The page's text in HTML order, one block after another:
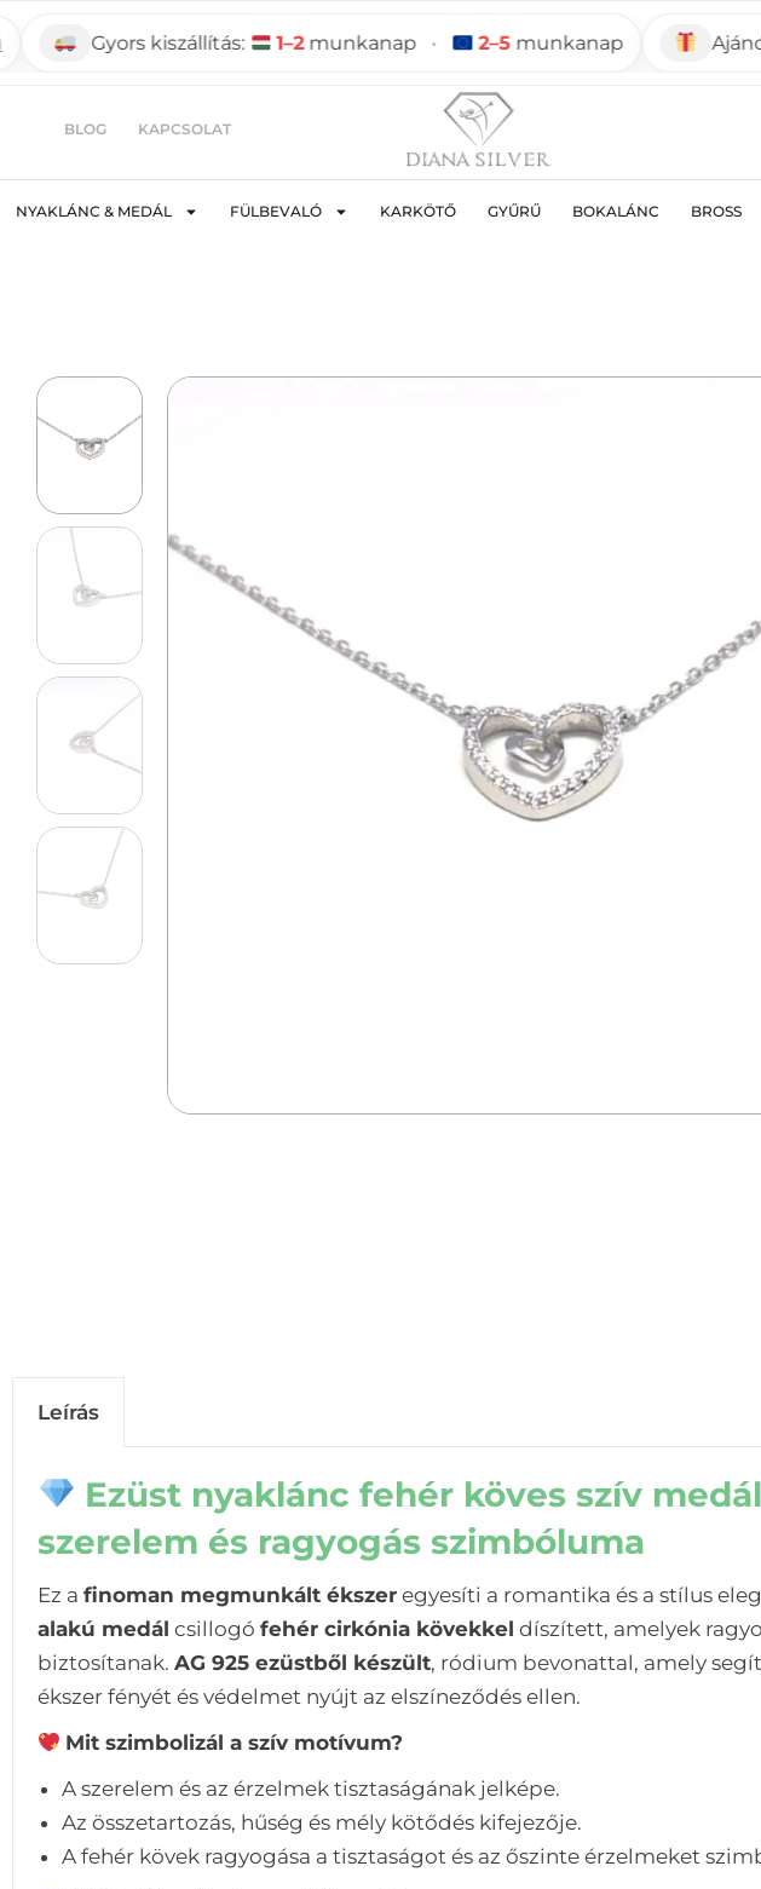
BLOG KAPCSOLAT
NYAKLÁNC & MEDÁL FÜLBEVALÓ KARKÖTŐ GYŰRŰ BOKALÁNC BROSS
Gyors kiszállítás: 1–2munkanap • 2–5munkanap Ajándék
Leírás
Ezüst nyaklánc fehér köves szív
szerelem és ragyogás szimbóluma
Ez a finoman megmunkált ékszer egyesíti a romantika és a stílus
alakú medál csillogó fehér cirkónia kövekkel díszített, amelyek
biztosítanak. AG 925 ezüstből készült, ródium bevonattal, amely
ékszer fényét és védelmet nyújt az elszíneződés ellen.
Mit szimbolizál a szív motívum?
A szerelem és az érzelmek tisztaságának jelképe.
Az összetartozás, hűség és mély kötődés kifejezője.
A fehér kövek ragyogása a tisztaságot és az őszinte érzelmeket